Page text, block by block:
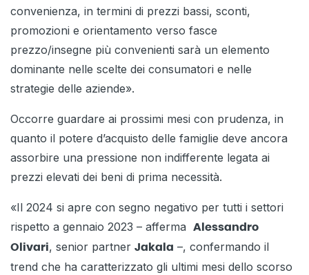
convenienza, in termini di prezzi bassi, sconti,
promozioni e orientamento verso fasce
prezzo/insegne più convenienti sarà un elemento
dominante nelle scelte dei consumatori e nelle
strategie delle aziende».
Occorre guardare ai prossimi mesi con prudenza, in
quanto il potere d’acquisto delle famiglie deve ancora
assorbire una pressione non indifferente legata ai
prezzi elevati dei beni di prima necessità.
«Il 2024 si apre con segno negativo per tutti i settori
rispetto a gennaio 2023 – afferma
Alessandro
Olivari, senior partner Jakala –, confermando il
trend che ha caratterizzato gli ultimi mesi dello scorso